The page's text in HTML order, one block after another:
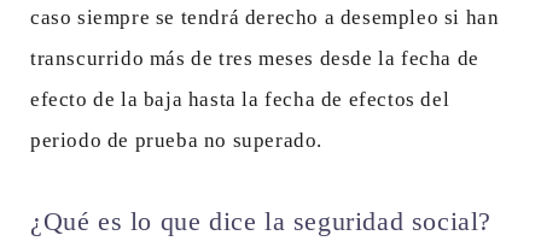
caso siempre se tendrá derecho a desempleo si han
transcurrido más de tres meses desde la fecha de
efecto de la baja hasta la fecha de efectos del
periodo de prueba no superado.
¿Qué es lo que dice la seguridad social?